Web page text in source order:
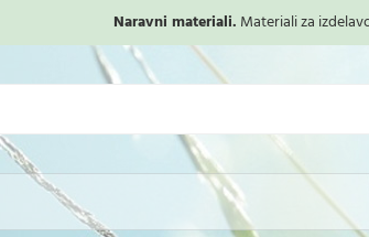
Naravni materiali. Materiali za